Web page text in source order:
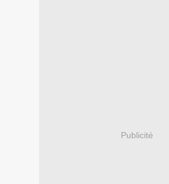
Publicité